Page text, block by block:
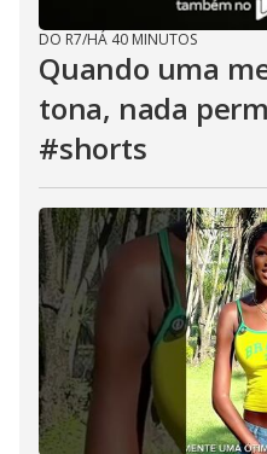
DO R7/HÁ 40 MINUTOS
Quando uma
tona, nada
#shorts